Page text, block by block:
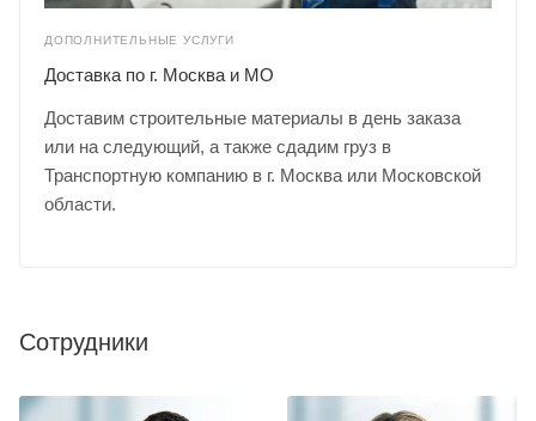
ДОПОЛНИТЕЛЬНЫЕ УСЛУГИ
Доставка по г. Москва и МО
Доставим строительные материалы в день заказа
или на следующий, а также сдадим груз в
Транспортную компанию в г. Москва или Московской
области.
Сотрудники